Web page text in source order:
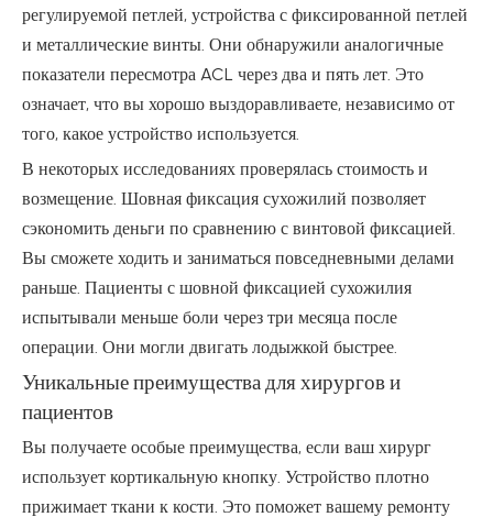
регулируемой петлей, устройства с фиксированной петлей
и металлические винты. Они обнаружили аналогичные
показатели пересмотра ACL через два и пять лет. Это
означает, что вы хорошо выздоравливаете, независимо от
того, какое устройство используется.
В некоторых исследованиях проверялась стоимость и
возмещение. Шовная фиксация сухожилий позволяет
сэкономить деньги по сравнению с винтовой фиксацией.
Вы сможете ходить и заниматься повседневными делами
раньше. Пациенты с шовной фиксацией сухожилия
испытывали меньше боли через три месяца после
операции. Они могли двигать лодыжкой быстрее.
Уникальные преимущества для хирургов и
пациентов
Вы получаете особые преимущества, если ваш хирург
использует кортикальную кнопку. Устройство плотно
прижимает ткани к кости. Это поможет вашему ремонту